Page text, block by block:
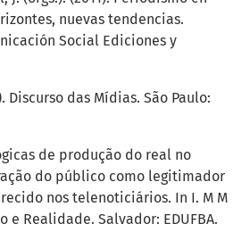
nuevas tendencias.
Social Ediciones y
Discurso das Mídias. São Paulo:
de produção do real no
do público como legitimador
nos telenoticiários. In I. M M
e Realidade. Salvador: EDUFBA.